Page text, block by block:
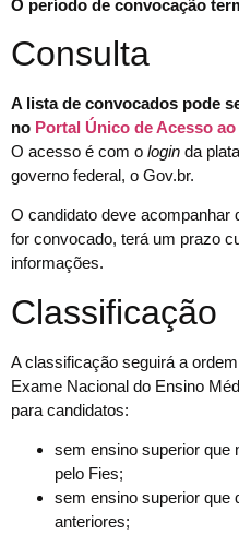
O período de convocação
Consulta
A lista de convocados pode
no Portal Único de Acesso
O acesso é com o login da
governo federal, o Gov.br.
O candidato deve acompanhar
for convocado, terá um prazo
informações.
Classificação
A classificação seguirá a
Exame Nacional do Ensino
para candidatos:
sem ensino superior que
pelo Fies;
sem ensino superior que
anteriores;